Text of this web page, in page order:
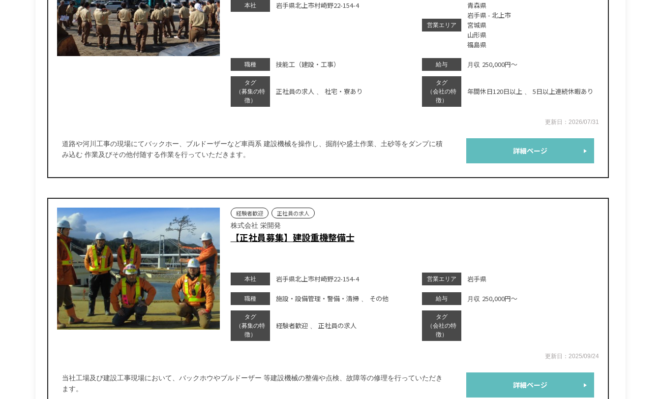
本社 岩手県北上市村崎野22-154-4
営業エリア
青森県
岩手県- 北上市
宮城県
山形県
福島県
職種 技能⼯（建設・工事） 給与 月収 250,000円～
タグ
（募集の特
徴）
正社員の求人 、 社宅・寮あり
タグ
（会社の特
徴）
年間休日120日以上 、5日以上連続休暇あり
更新日：2026/07/31
道路や河川工事の現場にてバックホー、ブルドーザーなど車両系 建設機械を操作し、掘削や盛土作業、土砂等をダンプに積
み込む 作業及びその他付随する作業を行っていただきます。
詳細ページ
経験者歓迎
正社員の求人
株式会社 栄開発
【正社員募集】建設重機整備士
本社 岩手県北上市村崎野22-154-4 営業エリア 岩手県
職種 施設・設備管理・警備・清掃、 その他 給与 月収 250,000円～
タグ
（募集の特
徴）
経験者歓迎 、 正社員の求人
タグ
（会社の特
徴）
更新日：2025/09/24
当社工場及び建設工事現場において、バックホウやブルドーザー 等建設機械の整備や点検、故障等の修理を行っていただき
ます。
詳細ページ